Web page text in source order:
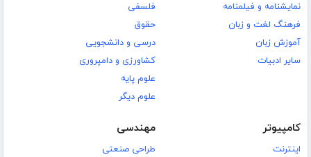
نمایشنامه و فیلمنامه
فرهنگ لغت و زبان
آموزش زبان
سایر ادبیات
فلسفی
حقوق
درسی و دانشجویی
کشاورزی و دامپروری
علوم پایه
علوم دیگر
کامپیوتر
اینترنت
مهندسی
طراحی صنعتی